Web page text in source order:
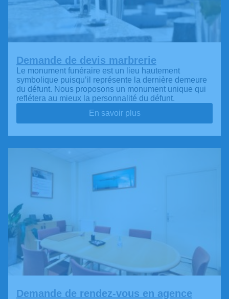
Demande de devis marbrerie
Le monument funéraire est un lieu hautement
symbolique puisqu’il représente la dernière demeure
du défunt. Nous proposons un monument unique qui
reflétera au mieux la personnalité du défunt.
En savoir plus
Demande de rendez-vous en agence